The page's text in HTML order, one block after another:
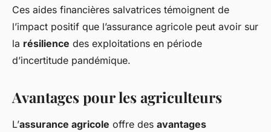
Ces aides financières salvatrices témoignent de
l’impact positif que l’assurance agricole peut avoir sur
la résilience des exploitations en période
d’incertitude pandémique.
Avantages pour les agriculteurs
L’assurance agricole offre des avantages